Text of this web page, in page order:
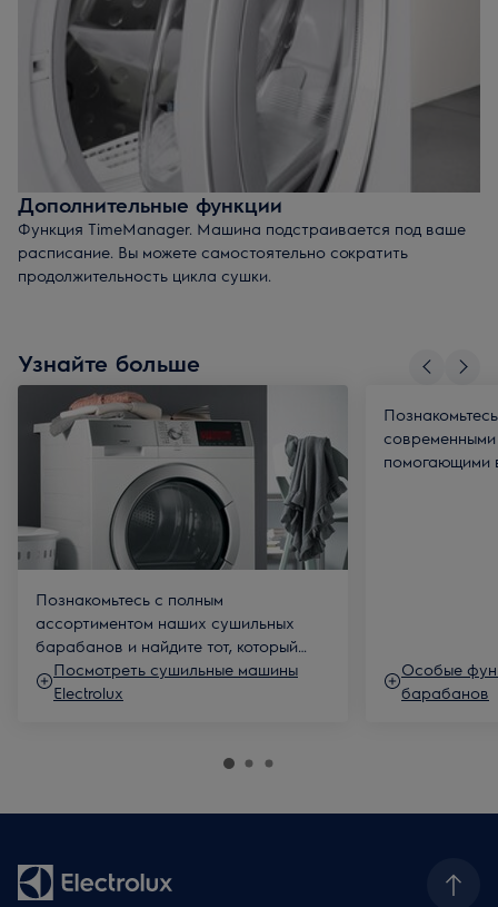
в промежутках между стирками.
Позволяет экономить время
на дальнейших уход за
одеждой. После отпаривания вещей в сушильном
барабане, вам не придется ее гладить. Это также
позволяет избежать дополнительной тепловой
обработки, сводя к минимуму риск повреждения
тканей.
Дополнительные функции
Функция TimeManager. Машина подстраивается под ваше
расписание. Вы можете самостоятельно сократить
продолжительность цикла сушки.
Функция отложенного старта
необходимые настройки и активируйте
соответствующий режим. Машина запустит цикл в
назначенное время. Задержать начало цикла можно до
20 часов.
Функция AutoOff. Система автоматически выключает
питание устройства после завершения цикла, что
позволяет экономить электроэнергию.
Узнайте больше
Познакомьтесь с полным
ассортиментом наших сушильных
барабанов и найдите тот, который
подходит именно вам и вашему дому.
Посмотреть сушильные машины
Electrolux
помогающими
Особые
барабанов